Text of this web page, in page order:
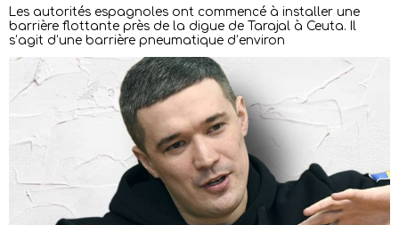
Les autorités espagnoles ont commencé à installer une
barrière flottante près de la digue de Tarajal à Ceuta. Il
s’agit d’une barrière pneumatique d’environ